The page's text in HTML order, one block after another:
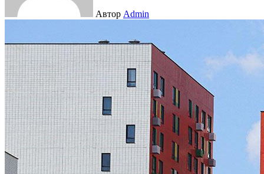
Автор Admin